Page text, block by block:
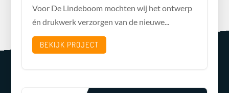
Voor De Lindeboom mochten wij het ontwerp
én drukwerk verzorgen van de nieuwe...
BEKIJK PROJECT